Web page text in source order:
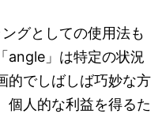
グとしての使用法も
angle」は特定の状況
的でしばしば巧妙な方
個人的な利益を得るた